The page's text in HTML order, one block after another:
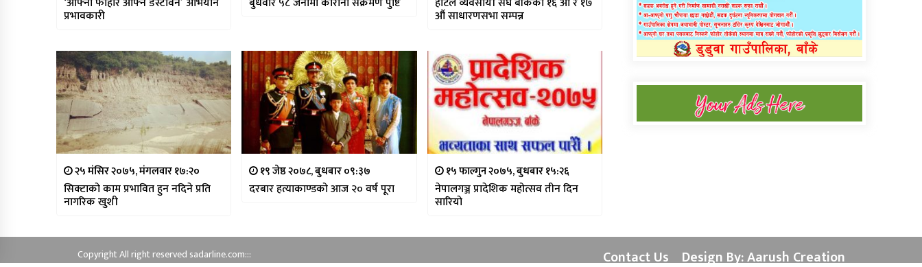
प्रभावकारी औं साधारणसभा सम्पन्न
२५ मंसिर २०७५, मंगलवार १७:२०
सिक्टाको काम प्रभावित हुन नदिने प्रति
नागरिक खुशी
१९ जेष्ठ २०७८, बुधबार ०९:३७
दरबार हत्याकाण्डको आज २० वर्ष पूरा
१५ फाल्गुन २०७५, बुधबार १५:२६
नेपालगञ्ज प्रादेशिक महोत्सव तीन दिन
सारियो
Copyright All right reserved sadarline.com::: Contact Us Design By: Aarush Creation